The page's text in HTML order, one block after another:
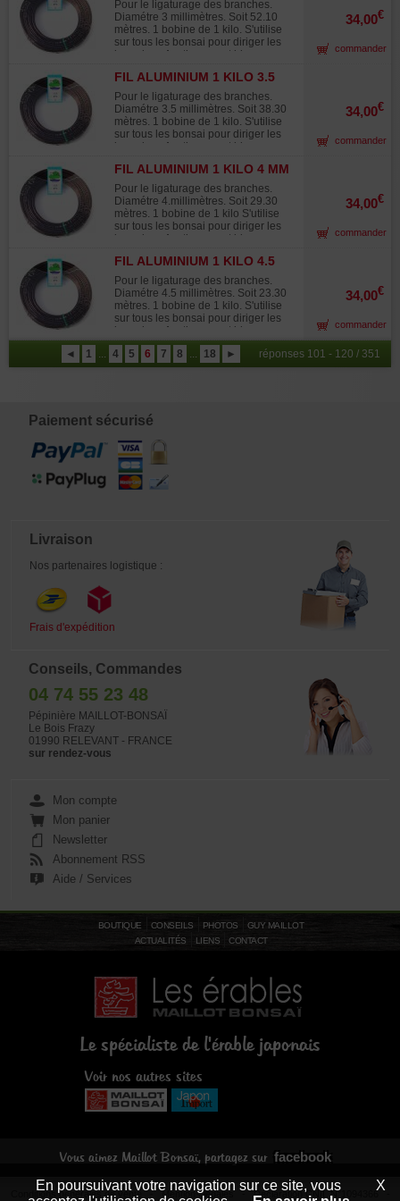
a 40 % plus faible que celui du
Japon.
Pour le ligaturage des branches.
Diamétre 3 millimètres. Soit 52.10
mètres. 1 bobine de 1 kilo. S'utilise
sur tous les bonsai pour diriger les
branches. A retirer avant blessures
japonaise à ne pas confondre avec
le bas de gamme d'autres origines
qui se décolore rapidement au soleil
devenant blanc et ayant un pouvoir
de torsion de 30 a 40 % plus faible
que celui du Japon.
34,00€
commander
FIL ALUMINIUM 1 KILO 3.5
MM
Pour le ligaturage des branches.
Diamétre 3.5 millimètres. Soit 38.30
mètres. 1 bobine de 1 kilo. S'utilise
sur tous les bonsai pour diriger les
branches. A retirer avant blessures
japonaise à ne pas confondre avec
le bas de gamme d'autres origines
qui se décolore rapidement au soleil
devenant blanc et ayant un pouvoir
de torsion de 30 a 40 % plus faible
que celui du Japon.
34,00€
commander
FIL ALUMINIUM 1 KILO 4 MM
Pour le ligaturage des branches.
Diamétre 4.millimètres. Soit 29.30
mètres. 1 bobine de 1 kilo S'utilise
sur tous les bonsai pour diriger les
branches. A retirer avant blessures
japonaise à ne pas confondre avec
le bas de gamme d'autres origines
qui se décolore rapidement au soleil
devenant blanc et ayant un pouvoir
de torsion de 30 a 40 % plus faible
que celui du Japon.
34,00€
commander
FIL ALUMINIUM 1 KILO 4.5
MM
Pour le ligaturage des branches.
Diamétre 4.5 millimètres. Soit 23.30
mètres. 1 bobine de 1 kilo. S'utilise
sur tous les bonsai pour diriger les
branches. A retirer avant blessures
du bois. Prix du kilo. Fil d'origine
japonaise à ne pas confondre avec
le bas de gamme d'autres origines
que celui du Japon.
34,00€
commander
◄ 1 ... 4 5 6 7 8 ... 18 ► réponses 101 - 120 / 351
Paiement sécurisé
Livraison
Nos partenaires logistique :
Frais d'expédition
Conseils, Commandes
04 74 55 23 48
Pépinière MAILLOT-BONSAÏ
Le Bois Frazy
01990 RELEVANT - FRANCE
sur rendez-vous
Mon compte
Mon panier
Newsletter
Abonnement RSS
Aide / Services
BOUTIQUE CONSEILS PHOTOS
GUY MAILLOT
ACTUALITÉS
LIENS CONTACT
Le spécialiste de l'érable japonais
Voir nos autres sites
Vous aimez Maillot Bonsaï, partagez sur facebook
Conditions générales de vente -Mentions légales- Déclaration CNIL N°1094366 -
En poursuivant votre navigation sur ce site, vous
X